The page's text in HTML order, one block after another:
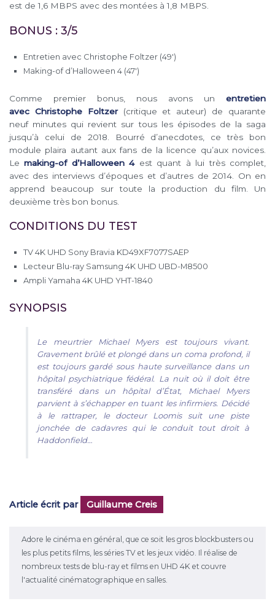
est de 1,6 MBPS avec des montées à 1,8 MBPS.
BONUS : 3/5
Entretien avec Christophe Foltzer (49′)
Making-of d’Halloween 4 (47′)
Comme premier bonus, nous avons un entretien
avec Christophe Foltzer(critique et auteur) de quarante
neuf minutes qui revient sur tous les épisodes de la saga
jusqu’à celui de 2018. Bourré d’anecdotes, ce très bon
module plaira autant aux fans de la licence qu’aux novices.
Lemaking-of d’Halloween 4 est quant à lui très complet,
avec des interviews d’époques et d’autres de 2014. On en
apprend beaucoup sur toute la production du film. Un
deuxième très bon bonus.
CONDITIONS DU TEST
TV 4K UHD Sony Bravia KD49XF7077SAEP
Lecteur Blu-ray Samsung 4K UHD UBD-M8500
Ampli Yamaha 4K UHD YHT-1840
SYNOPSIS
Le meurtrier Michael Myers est toujours vivant.
Gravement brûlé et plongé dans un coma profond, il
est toujours gardé sous haute surveillance dans un
hôpital psychiatrique fédéral. La nuit où il doit être
transféré dans un hôpital d’État, Michael Myers
parvient à s’échapper en tuant les infirmiers. Décidé
à le rattraper, le docteur Loomis suit une piste
jonchée de cadavres qui le conduit tout droit à
Haddonfield…
Article écrit par Guillaume Creis
Adore le cinéma en général, que ce soit les gros blockbusters ou
les plus petits films, les séries TV et les jeux vidéo. Il réalise de
nombreux tests de blu-ray et films en UHD 4K et couvre
l'actualité cinématographique en salles.